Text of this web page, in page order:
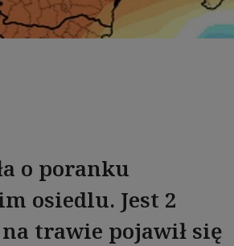
o poranku
osiedlu. Jest 2
trawie pojawił się